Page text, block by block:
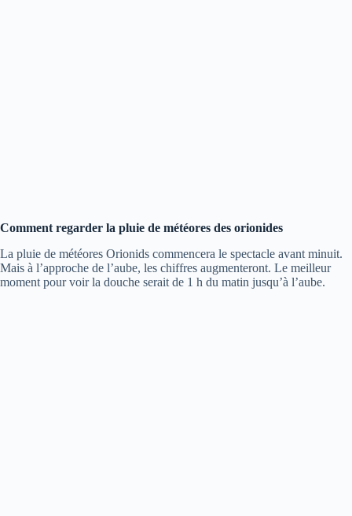
Comment regarder la pluie de météores des orionides
La pluie de météores Orionids commencera le spectacle avant minuit.
Mais à l’approche de l’aube, les chiffres augmenteront. Le meilleur
moment pour voir la douche serait de 1 h du matin jusqu’à l’aube.